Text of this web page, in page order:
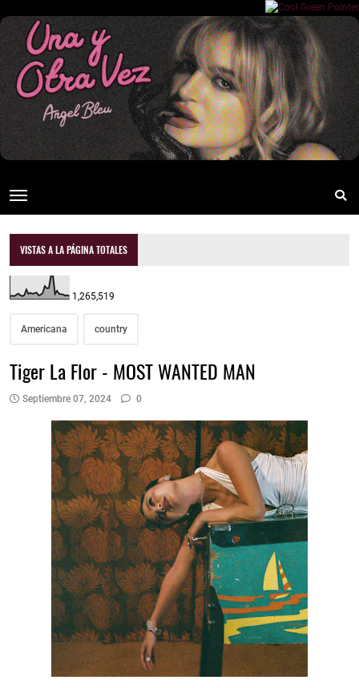
VISTAS A LA PÁGINA TOTALES
1,265,519
Americana country
Tiger La Flor - MOST WANTED MAN
Septiembre 07, 2024 0